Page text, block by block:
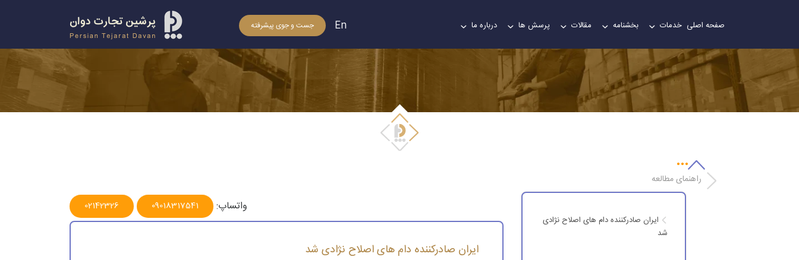
صفحه اصلی خدمات بخشنامه مقالات پرسش ها درباره ما جست و جوی پیشرفته En
ایران صادرکننده دام های اصلاح نژادی شد
واتساپ: 09018317541
02142326
ایران صادرکننده دام های اصلاح نژادی شد
راهنمای مطالعه
ایران صادرکننده دام های اصلاح نژادی
شد